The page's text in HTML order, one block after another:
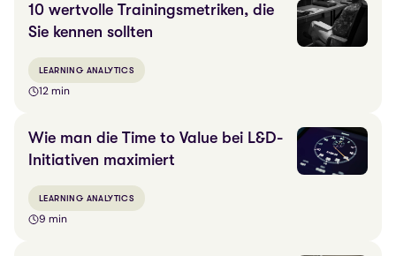
LEARNING ANALYTICS
12 min
10 wertvolle Trainingsmetriken, die
Sie kennen sollten
LEARNING ANALYTICS
9 min
Wie man die Time to Value bei L&D-
Initiativen maximiert